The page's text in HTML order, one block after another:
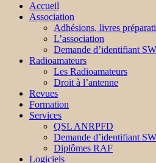
Accueil
Association
Adhésions, livres
L’association
Demande d’identifiant
Radioamateurs
Les Radioamateurs
Droit à l’antenne
Revues
Formation
Services
QSL ANRPFD
Demande d’identifiant
Diplômes RAF
Logiciels